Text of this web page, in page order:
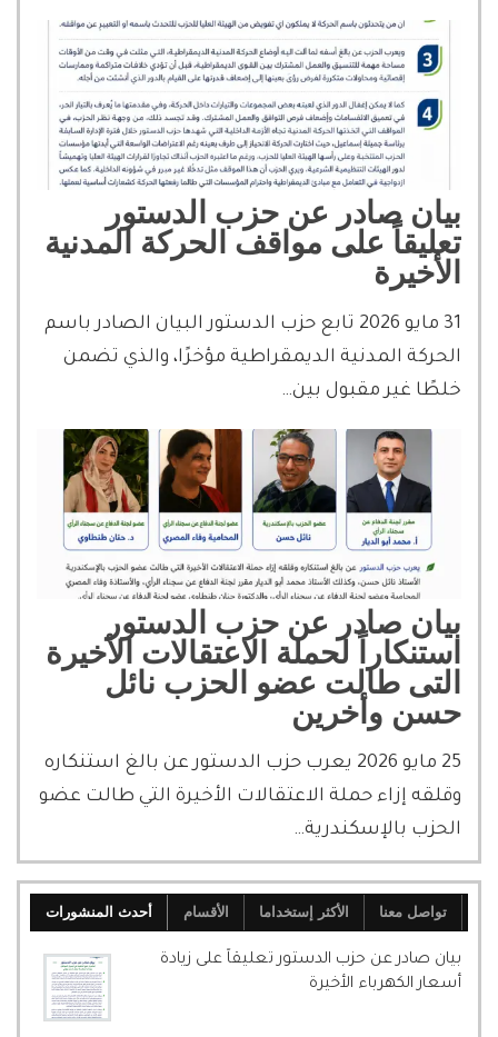
بيان صادر عن حزب الدستور
تعليقاً على مواقف الحركة المدنية
الأخيرة
31 مايو 2026 تابع حزب الدستور البيان الصادر باسم
الحركة المدنية الديمقراطية مؤخرًا، والذي تضمن
خلطًا غير مقبول بين…
بيان صادر عن حزب الدستور
استنكاراً لحملة الاعتقالات الأخيرة
التى طالت عضو الحزب نائل
حسن وأخرين
25 مايو 2026 يعرب حزب الدستور عن بالغ استنكاره
وقلقه إزاء حملة الاعتقالات الأخيرة التي طالت عضو
الحزب بالإسكندرية…
أحدث المنشورات الأقسام الأكثر إستخداما تواصل معنا
بيان صادر عن حزب الدستور تعليقاً على زيادة
أسعار الكهرباء الأخيرة